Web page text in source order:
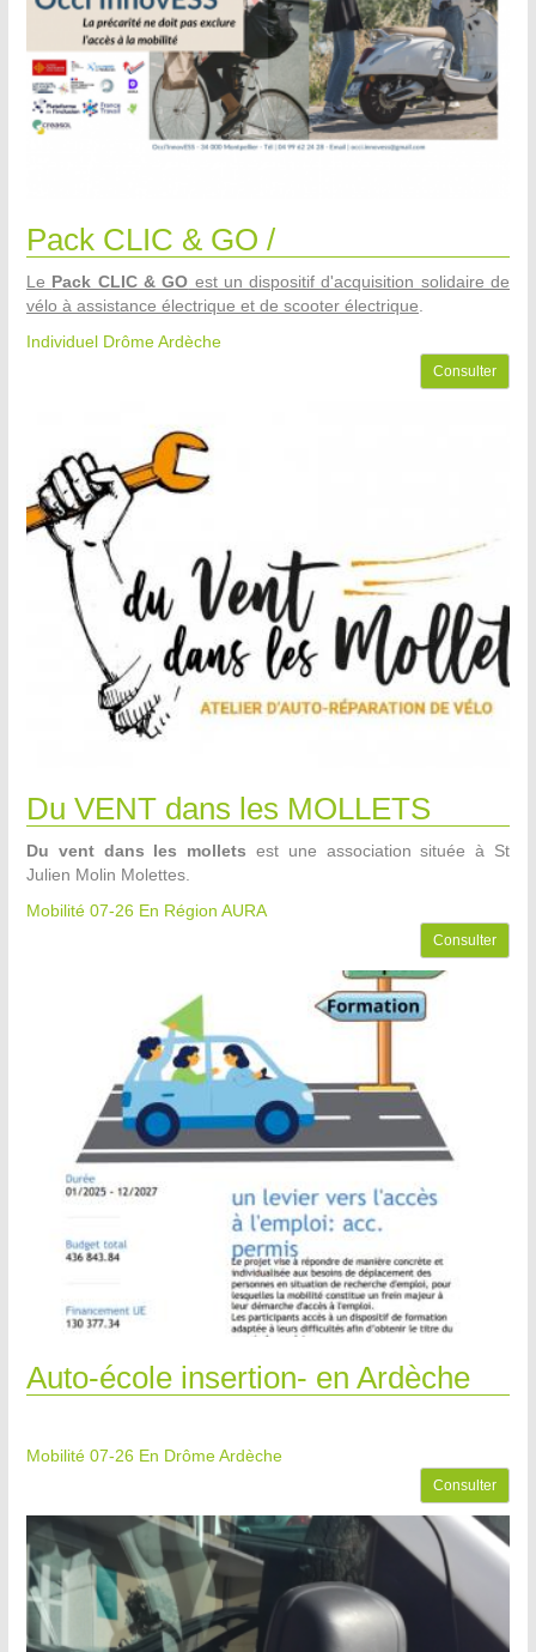
Pack CLIC & GO /
Le Pack CLIC & GO est un dispositif d'acquisition solidaire de
vélo à assistance électrique et de scooter électrique.
Individuel Drôme Ardèche
Consulter
Du VENT dans les MOLLETS
Du vent dans les mollets est une association située à St
Julien Molin Molettes.
Mobilité 07-26 En Région AURA
Consulter
Auto-école insertion- en Ardèche
Mobilité 07-26 En Drôme Ardèche
Consulter